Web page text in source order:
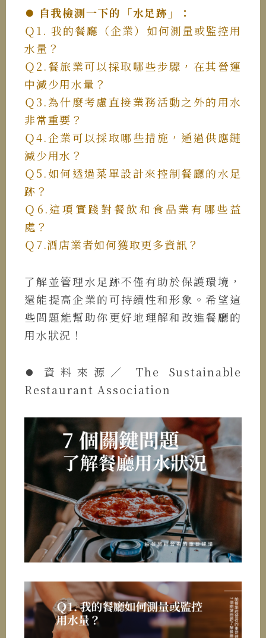
⏺︎ 自我檢測一下的「水足跡」：
Ｑ1. 我的餐廳（企業）如何測量或監控用
水量？
Ｑ2.餐旅業可以採取哪些步驟，在其營運
中減少用水量？
Ｑ3.為什麼考慮直接業務活動之外的用水
非常重要？
Ｑ4.企業可以採取哪些措施，通過供應鏈
減少用水？
Ｑ5.如何透過菜單設計來控制餐廳的水足
跡？
Ｑ6.這項實踐對餐飲和食品業有哪些益
處？
Ｑ7.酒店業者如何獲取更多資訊？
了解並管理水足跡不僅有助於保護環境，
還能提高企業的可持續性和形象。希望這
些問題能幫助你更好地理解和改進餐廳的
用水狀況！
⏺︎ 資料來源／ The Sustainable
Restaurant Association